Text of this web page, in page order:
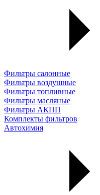
Фильтры салонные
Фильтры воздушные
Фильтры топливные
Фильтры масляные
Фильтры АКПП
Комплекты фильтров
Автохимия